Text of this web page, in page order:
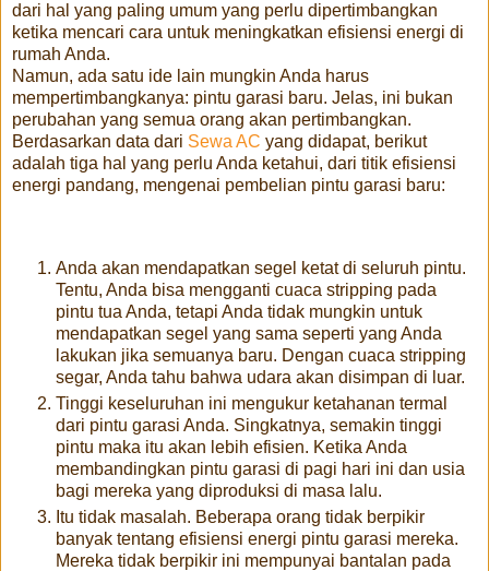
dari hal yang paling umum yang perlu dipertimbangkan
ketika mencari cara untuk meningkatkan efisiensi energi di
rumah Anda.
Namun, ada satu ide lain mungkin Anda harus
mempertimbangkanya: pintu garasi baru. Jelas, ini bukan
perubahan yang semua orang akan pertimbangkan.
Berdasarkan data dari Sewa AC yang didapat, berikut
adalah tiga hal yang perlu Anda ketahui, dari titik efisiensi
energi pandang, mengenai pembelian pintu garasi baru:
Anda akan mendapatkan segel ketat di seluruh pintu.
Tentu, Anda bisa mengganti cuaca stripping pada
pintu tua Anda, tetapi Anda tidak mungkin untuk
mendapatkan segel yang sama seperti yang Anda
lakukan jika semuanya baru. Dengan cuaca stripping
segar, Anda tahu bahwa udara akan disimpan di luar.
Tinggi keseluruhan ini mengukur ketahanan termal
dari pintu garasi Anda. Singkatnya, semakin tinggi
pintu maka itu akan lebih efisien. Ketika Anda
membandingkan pintu garasi di pagi hari ini dan usia
bagi mereka yang diproduksi di masa lalu.
Itu tidak masalah. Beberapa orang tidak berpikir
banyak tentang efisiensi energi pintu garasi mereka.
Mereka tidak berpikir ini mempunyai bantalan pada